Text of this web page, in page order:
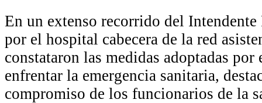
En un extenso recorrido del
por el hospital cabecera de la red
constataron las medidas adoptadas
enfrentar la emergencia sanitaria,
compromiso de los funcionarios de la